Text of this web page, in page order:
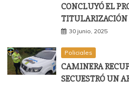
CONCLUYÓ EL
TITULARIZACIÓN
30 junio, 2025
Policiales
CAMINERA
SECUESTRÓ UN